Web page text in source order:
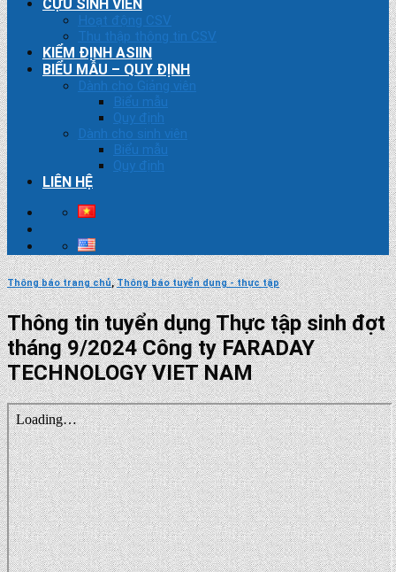
CỰU SINH VIÊN
Hoạt động CSV
Thu thập thông tin CSV
KIỂM ĐỊNH ASIIN
BIỂU MẪU – QUY ĐỊNH
Dành cho Giảng viên
Biểu mẫu
Quy định
Dành cho sinh viên
Biểu mẫu
Quy định
LIÊN HỆ
Thông báo trang chủ,Thông báo tuyển dụng - thực tập
Thông tin tuyển dụng Thực tập sinh đợt
tháng 9/2024 Công ty FARADAY
TECHNOLOGY VIET NAM